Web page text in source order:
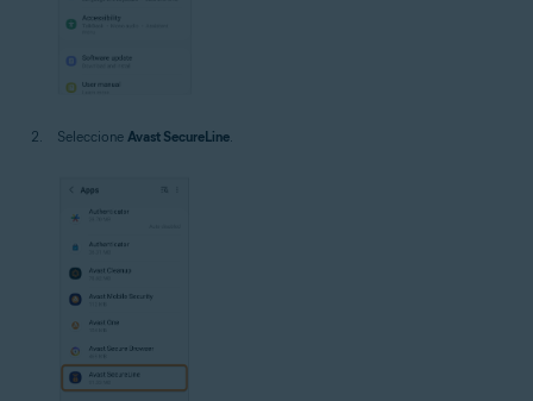
Seleccione Avast SecureLine.